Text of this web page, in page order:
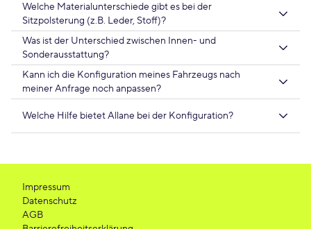
Welche Materialunterschiede gibt es bei der
Sitzpolsterung (z.B. Leder, Stoff)?
Was ist der Unterschied zwischen Innen- und
Sonderausstattung?
Kann ich die Konfiguration meines Fahrzeugs nach
meiner Anfrage noch anpassen?
Welche Hilfe bietet Allane bei der Konfiguration?
Impressum
Datenschutz
AGB